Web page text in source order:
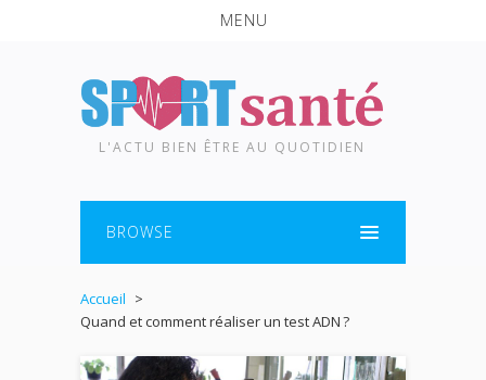
MENU
L'ACTU BIEN ÊTRE AU QUOTIDIEN
BROWSE
Accueil
Quand et comment réaliser un test ADN ?